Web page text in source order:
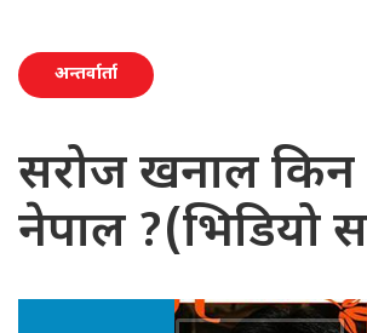
अन्तर्वार्ता
सरोज खनाल
नेपाल ?(भिडियो